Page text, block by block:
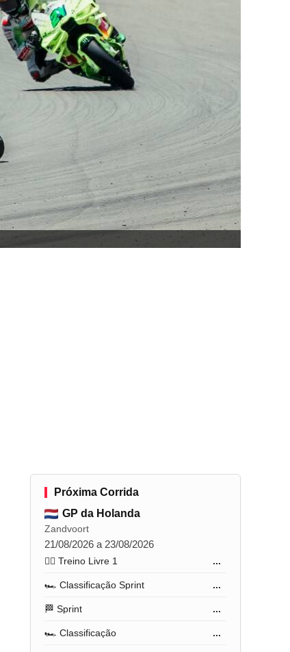
Próxima Corrida
GP da Holanda
Zandvoort
21/08/2026 a 23/08/2026
🏋️‍♂️ Treino Livre 1 ...
🏎️ Classificação Sprint ...
🏁 Sprint ...
🏎️ Classificação ...